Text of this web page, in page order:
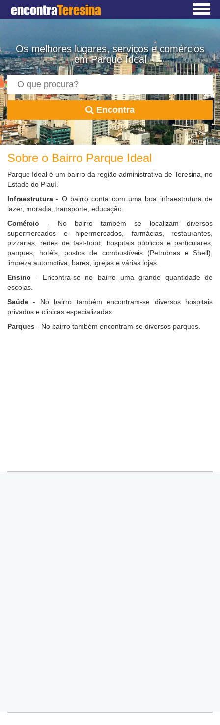
encontraTeresina
Os melhores lugares, serviços e comércios
em Parque Ideal
Encontra
Sobre o Bairro Parque Ideal
Parque Ideal é um bairro da região administrativa de Teresina, no
Estado do Piauí.
Infraestrutura - O bairro conta com uma boa infraestrutura de
lazer, moradia, transporte, educação.
Comércio - No bairro também se localizam diversos
supermercados e hipermercados, farmácias, restaurantes,
pizzarias, redes de fast-food, hospitais públicos e particulares,
parques, hotéis, postos de combustíveis (Petrobras e Shell),
limpeza automotiva, bares, igrejas e várias lojas.
Ensino - Encontra-se no bairro uma grande quantidade de
escolas.
Saúde - No bairro também encontram-se diversos hospitais
privados e clinicas especializadas.
Parques - No bairro também encontram-se diversos parques.